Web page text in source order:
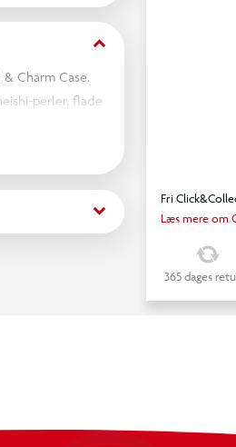
keyboard_arrow_down
Charm Case.
perler, flade
med farver så
i høj kvalitet
organiseret
inspirationen
keyboard_arrow_down
Fri
Læs mere om
365 dages